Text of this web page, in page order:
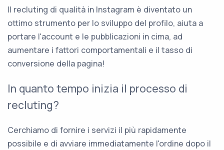
Il recluting di qualità in Instagram è diventato un
ottimo strumento per lo sviluppo del profilo, aiuta a
portare l'account e le pubblicazioni in cima, ad
aumentare i fattori comportamentali e il tasso di
conversione della pagina!
In quanto tempo inizia il processo di
recluting?
Cerchiamo di fornire i servizi il più rapidamente
possibile e di avviare immediatamente l'ordine dopo il